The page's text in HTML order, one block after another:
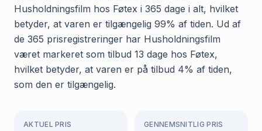
Husholdningsfilm hos Føtex i 365 dage i alt, hvilket
betyder, at varen er tilgængelig 99% af tiden. Ud af
de 365 prisregistreringer har Husholdningsfilm
været markeret som tilbud 13 dage hos Føtex,
hvilket betyder, at varen er på tilbud 4% af tiden,
som den er tilgængelig.
AKTUEL PRIS GENNEMSNITLIG PRIS